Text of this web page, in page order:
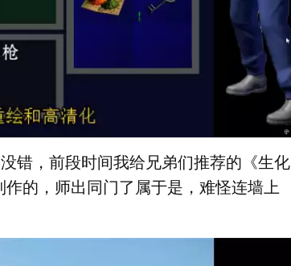
错，前段时间我给兄弟们推荐的《生化
的，师出同门了属于是，难怪连墙上